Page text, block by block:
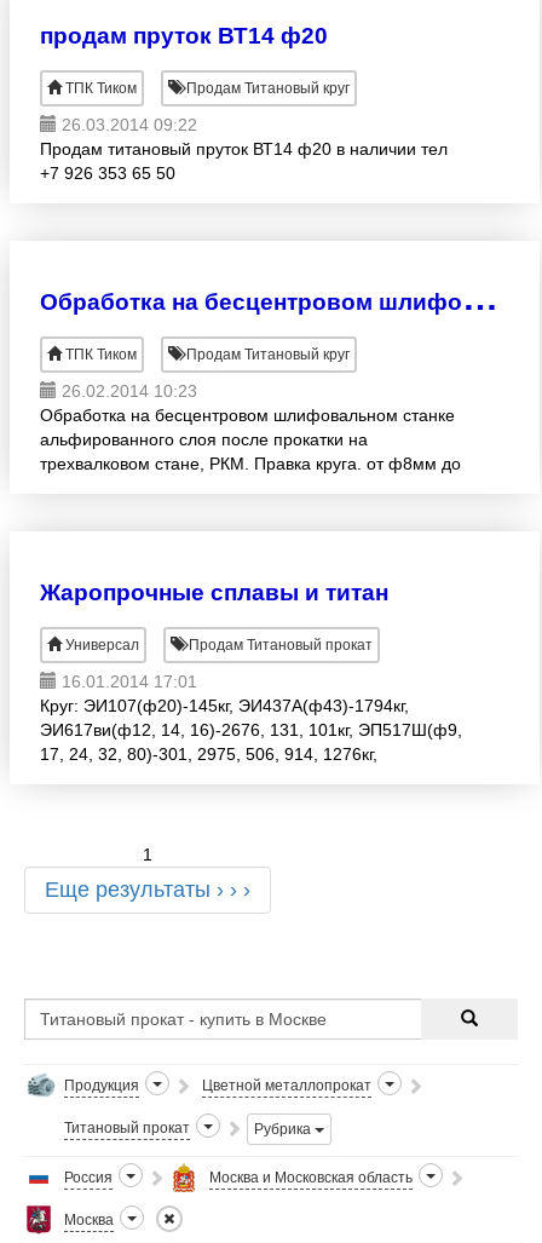
продам пруток ВТ14 ф20
ТПК Тиком Продам Титановый круг
26.03.2014 09:22
Продам титановый пруток ВТ14 ф20 в наличии тел
+7 926 353 65 50
О
бработка на бесцентровом шлифовальном станке
ТПК Тиком Продам Титановый круг
26.02.2014 10:23
Обработка на бесцентровом шлифовальном станке
альфированного слоя после прокатки на
трехвалковом стане, РКМ. Правка круга. от ф8мм до
Жаропрочные сплавы и титан
Универсал Продам Титановый прокат
16.01.2014 17:01
Круг: ЭИ107(ф20)-145кг, ЭИ437А(ф43)-1794кг,
ЭИ617ви(ф12, 14, 16)-2676, 131, 101кг, ЭП517Ш(ф9,
17, 24, 32, 80)-301, 2975, 506, 914, 1276кг,
1
Еще результаты › › ›
Продукция Цветной металлопрокат
Титановый прокат Рубрика
Россия Москва и Московская область
Москва